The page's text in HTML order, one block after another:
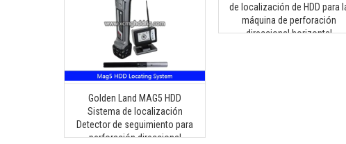
Golden Land MAG5 HDD
Sistema de localización
Detector de seguimiento para
perforación direccional
de localización de HDD para
máquina de perforación
direccional horizontal